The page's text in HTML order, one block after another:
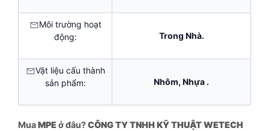
Môi trường hoạt
động:
Trong Nhà.
Vật liệu cấu thành
sản phẩm:
Nhôm, Nhựa .
MuaMPEở đâu?CÔNG TY TNHH KỸ THUẬT WETECH